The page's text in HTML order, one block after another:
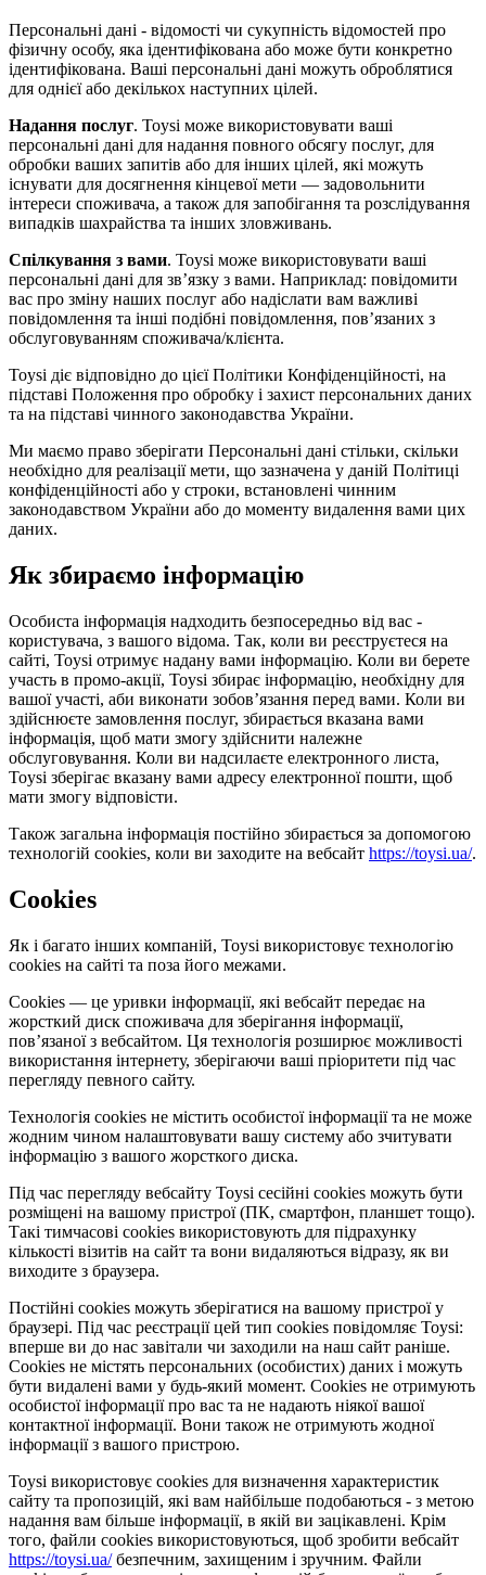
Персональні дані - відомості чи сукупність відомостей про
фізичну особу, яка ідентифікована або може бути конкретно
ідентифікована. Ваші персональні дані можуть оброблятися
для однієї або декількох наступних цілей.
Надання послуг. Toysi може використовувати ваші
персональні дані для надання повного обсягу послуг, для
обробки ваших запитів або для інших цілей, які можуть
існувати для досягнення кінцевої мети — задовольнити
інтереси споживача, а також для запобігання та розслідування
випадків шахрайства та інших зловживань.
Спілкування з вами. Toysi може використовувати ваші
персональні дані для зв’язку з вами. Наприклад: повідомити
вас про зміну наших послуг або надіслати вам важливі
повідомлення та інші подібні повідомлення, пов’язаних з
обслуговуванням споживача/клієнта.
Toysi діє відповідно до цієї Політики Конфіденційності, на
підставі Положення про обробку і захист персональних даних
та на підставі чинного законодавства України.
Ми маємо право зберігати Персональні дані стільки, скільки
необхідно для реалізації мети, що зазначена у даній Політиці
конфіденційності або у строки, встановлені чинним
законодавством України або до моменту видалення вами цих
даних.
Як збираємо інформацію
Особиста інформація надходить безпосередньо від вас -
користувача, з вашого відома. Так, коли ви реєструєтеся на
сайті, Toysi отримує надану вами інформацію. Коли ви берете
участь в промо-акції, Toysi збирає інформацію, необхідну для
вашої участі, аби виконати зобов’язання перед вами. Коли ви
здійснюєте замовлення послуг, збирається вказана вами
інформація, щоб мати змогу здійснити належне
обслуговування. Коли ви надсилаєте електронного листа,
Toysi зберігає вказану вами адресу електронної пошти, щоб
мати змогу відповісти.
Також загальна інформація постійно збирається за допомогою
технологій cookies, коли ви заходите на вебсайт https://toysi.ua/.
Cookies
Як і багато інших компаній, Toysi використовує технологію
cookies на сайті та поза його межами.
Cookies — це уривки інформації, які вебсайт передає на
жорсткий диск споживача для зберігання інформації,
пов’язаної з вебсайтом. Ця технологія розширює можливості
використання інтернету, зберігаючи ваші пріоритети під час
перегляду певного сайту.
Технологія cookies не містить особистої інформації та не може
жодним чином налаштовувати вашу систему або зчитувати
інформацію з вашого жорсткого диска.
Під час перегляду вебсайту Toysi сесійні cookies можуть бути
розміщені на вашому пристрої (ПК, смартфон, планшет тощо).
Такі тимчасові cookies використовують для підрахунку
кількості візитів на сайт та вони видаляються відразу, як ви
виходите з браузера.
Постійні cookies можуть зберігатися на вашому пристрої у
браузері. Під час реєстрації цей тип cookies повідомляє Toysi:
вперше ви до нас завітали чи заходили на наш сайт раніше.
Cookies не містять персональних (особистих) даних і можуть
бути видалені вами у будь-який момент. Сookies не отримують
особистої інформації про вас та не надають ніякої вашої
контактної інформації. Вони також не отримують жодної
інформації з вашого пристрою.
Toysi використовує cookies для визначення характеристик
сайту та пропозицій, які вам найбільше подобаються - з метою
надання вам більше інформації, в якій ви зацікавлені. Крім
того, файли cookies використовуються, щоб зробити вебсайт
https://toysi.ua/безпечним, захищеним і зручним. Файли